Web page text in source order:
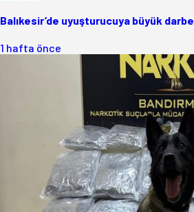
Balıkesir’de uyuşturucuya büyük darbe
1 hafta önce